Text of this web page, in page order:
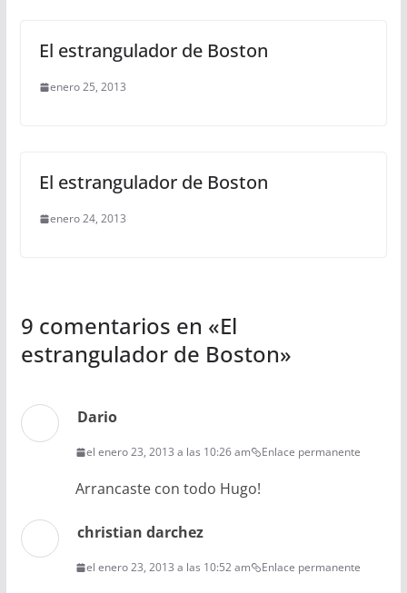
El estrangulador de Boston
enero 25, 2013
El estrangulador de Boston
enero 24, 2013
9 comentarios en «El
estrangulador de Boston»
Dario
el enero 23, 2013 a las 10:26 am Enlace permanente
Arrancaste con todo Hugo!
christian darchez
el enero 23, 2013 a las 10:52 am Enlace permanente